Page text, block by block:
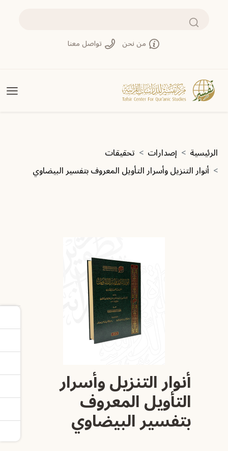
بحث
من نحن تواصل معنا
مسار التنقل
الرئيسية إصدارات
تحقيقات
أنوار التنزيل وأسرار التأويل المعروف بتفسير البيضاوي
أنوار التنزيل وأسرار
التأويل المعروف
بتفسير البيضاوي